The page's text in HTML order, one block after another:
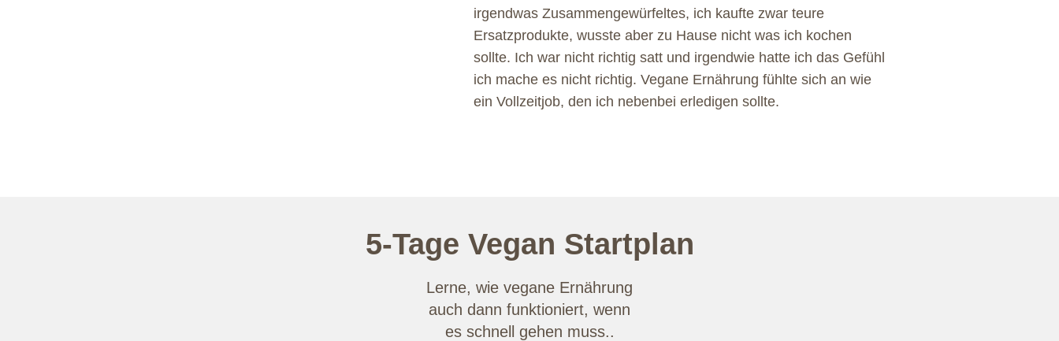
irgendwas Zusammengewürfeltes, ich kaufte zwar teure
Ersatzprodukte, wusste aber zu Hause nicht was ich kochen
sollte. Ich war nicht richtig satt und irgendwie hatte ich das Gefühl
ich mache es nicht richtig. Vegane Ernährung fühlte sich an wie
ein Vollzeitjob, den ich nebenbei erledigen sollte.
5-Tage Vegan Startplan
Lerne, wie vegane Ernährung
auch dann funktioniert, wenn
es schnell gehen muss..